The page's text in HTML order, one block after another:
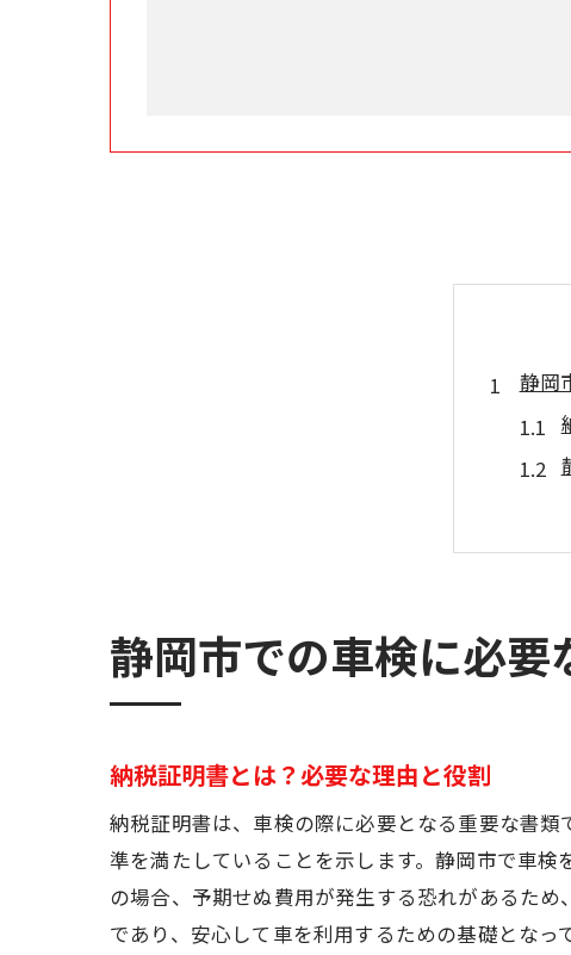
静岡
車検
静岡市での車検に必
納税証明書とは？必要な理由と役割
納税証明書は、車検の際に必要となる重要な書
準を満たしていることを示します。静岡市で車
の場合、予期せぬ費用が発生する恐れがあるた
であり、安心して車を利用するための基礎となっ